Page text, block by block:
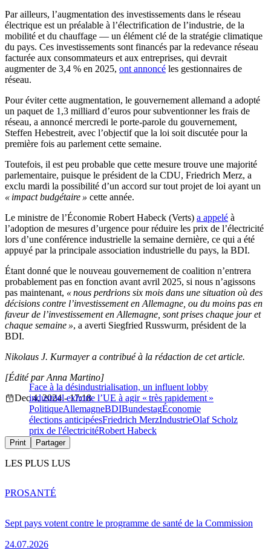
Par ailleurs, l’augmentation des investissements dans le réseau
électrique est un préalable à l’électrification de l’industrie, de la
mobilité et du chauffage — un élément clé de la stratégie climatique
du pays. Ces investissements sont financés par la redevance réseau
facturée aux consommateurs et aux entreprises, qui devrait
augmenter de 3,4 % en 2025, ont annoncé les gestionnaires de
réseau.
Pour éviter cette augmentation, le gouvernement allemand a adopté
un paquet de 1,3 milliard d’euros pour subventionner les frais de
réseau, a annoncé mercredi le porte-parole du gouvernement,
Steffen Hebestreit, avec l’objectif que la loi soit discutée pour la
première fois au parlement cette semaine.
Toutefois, il est peu probable que cette mesure trouve une majorité
parlementaire, puisque le président de la CDU, Friedrich Merz, a
exclu mardi la possibilité d’un accord sur tout projet de loi ayant un
« impact budgétaire » cette année.
Le ministre de l’Économie Robert Habeck (Verts) a appelé à
l’adoption de mesures d’urgence pour réduire les prix de l’électricité
lors d’une conférence industrielle la semaine dernière, ce qui a été
appuyé par la principale association industrielle du pays, la BDI.
Étant donné que le nouveau gouvernement de coalition n’entrera
probablement pas en fonction avant avril 2025, si nous n’agissons
pas maintenant, « nous perdrions six mois dans une situation où des
décisions contre l’investissement en Allemagne, ou du moins pas en
faveur de l’investissement en Allemagne, sont prises chaque jour et
chaque semaine », a averti Siegfried Russwurm, président de la
BDI.
Nikolaus J. Kurmayer a contribué à la rédaction de cet article.
Face à la désindustrialisation, un influent lobby
industriel exhorte l’UE à agir « très rapidement »
[Édité par Anna Martino]
Dec 4, 2024 - 17:18
PolitiqueAllemagneBDIBundestagÉconomie
élections anticipéesFriedrich MerzIndustrieOlaf Scholz
prix de l'électricitéRobert Habeck
Print Partager
LES PLUS LUS
Sept pays votent contre le programme de santé de la Commission
24.07.2026
PROSANTÉ